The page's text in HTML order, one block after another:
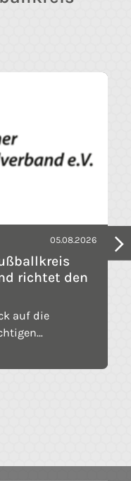
05.08.2026
richtet den
auf die
Staffeltag
die Ehrung